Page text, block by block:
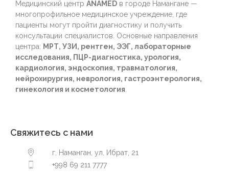
Медицинский центр ANAMED в городе Намангане —
многопрофильное медицинское учреждение, где
пациенты могут пройти диагностику и получить
консультации специалистов. Основные направления
центра: МРТ, УЗИ, рентген, ЭЭГ, лабораторные
исследования, ПЦР-диагностика, урология,
кардиология, эндоскопия, травматология,
нейрохирургия, неврология, гастроэнтерология,
гинекология и косметология.
Свяжитесь с нами
г. Наманган, ул. Ибрат, 21
+998 69 211 7777